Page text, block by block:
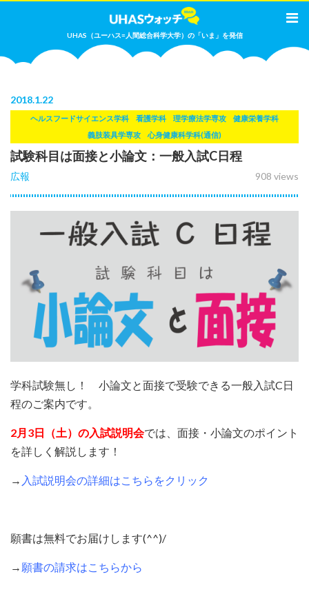
UHAS（ユーハス=人間総合科学大学）の「いま」を発信
2018.1.22
ヘルスフードサイエンス学科 看護学科 理学療法学専攻
健康栄養学科
義肢装具学専攻
心身健康科学科(通信)
試験科目は面接と小論文：一般入試C日程
908 views
広報
学科試験無し！ 小論文と面接で受験できる一般入試C日
程のご案内です。
2月3日（土）の入試説明会では、面接・小論文のポイント
を詳しく解説します！
→ 入試説明会の詳細はこちらをクリック
願書は無料でお届けします(^^)/
→ 願書の請求はこちらから